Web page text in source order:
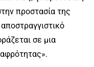
προστασία της
σε μια